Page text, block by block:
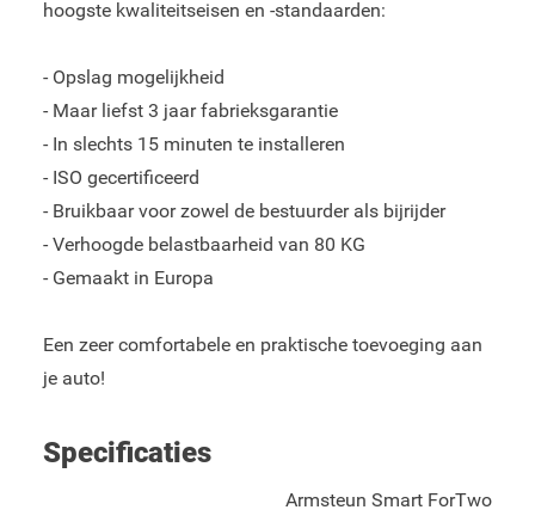
hoogste kwaliteitseisen en -standaarden:
- Opslag mogelijkheid
- Maar liefst 3 jaar fabrieksgarantie
- In slechts 15 minuten te installeren
- ISO gecertificeerd
- Bruikbaar voor zowel de bestuurder als bijrijder
- Verhoogde belastbaarheid van 80 KG
- Gemaakt in Europa
Een zeer comfortabele en praktische toevoeging aan
je auto!
Specificaties
Armsteun Smart ForTwo